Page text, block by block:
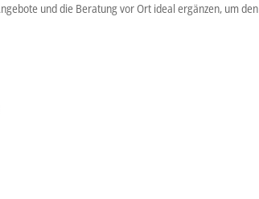
und die Beratung vor Ort ideal ergänzen, um den